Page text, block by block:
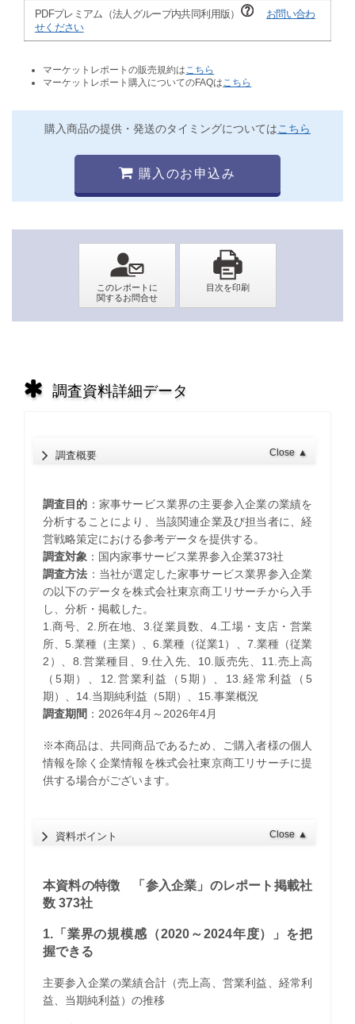
PDFプレミアム（法人グループ内共同利用版）
お問い合わ
せください
マーケットレポートの販売規約は こちら
マーケットレポート購入についてのFAQは こちら
購入商品の提供・発送のタイミングについてはこちら
購入のお申込み
調査資料詳細データ
調査概要 Close ▲
調査目的 ：家事サービス業界の主要参入企業の業績を
分析することにより、当該関連企業及び担当者に、経
営戦略策定における参考データを提供する。
調査対象：国内家事サービス業界参入企業373社
調査方法 ：当社が選定した家事サービス業界参入企業
の以下のデータを株式会社東京商工リサーチから入手
し、分析・掲載した。
1.商号、2.所在地、3.従業員数、4.工場・支店・営業
所、5.業種（主業）、6.業種（従業1）、7.業種（従業
2）、8.営業種目、9.仕入先、10.販売先、11.売上高
（5期）、12.営業利益（5期）、13.経常利益（5
期）、14.当期純利益（5期）、15.事業概況
調査期間 ：2026年4月～2026年4月
※本商品は、共同商品であるため、ご購入者様の個人
情報を除く企業情報を株式会社東京商工リサーチに提
供する場合がございます。
資料ポイント Close ▲
本資料の特徴 「参入企業」のレポート掲載社
数 373社
1.「業界の規模感（2020～2024年度）」を把
握できる
主要参入企業の業績合計（売上高、営業利益、経常利
益、当期純利益）の推移